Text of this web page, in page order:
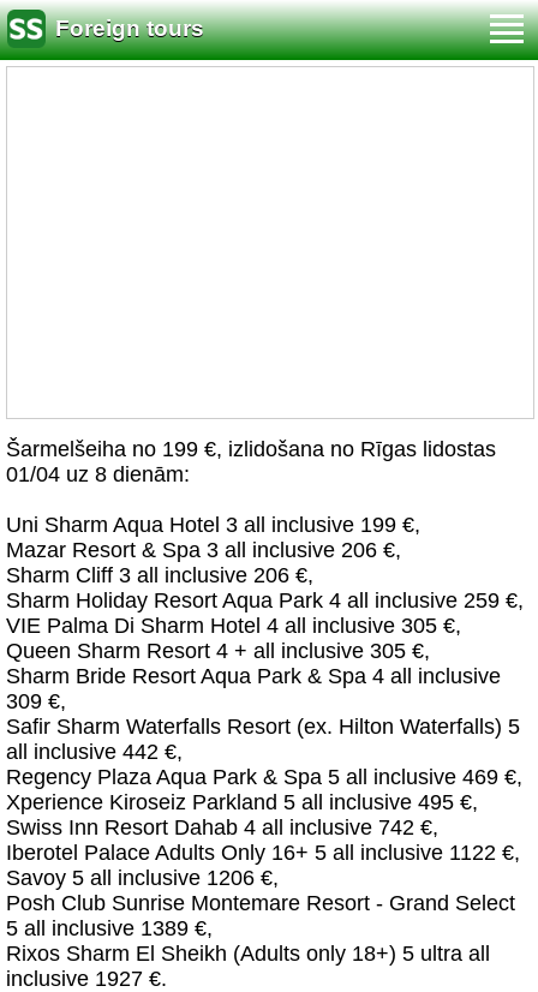
Foreign tours
Šarmelšeiha no 199 €, izlidošana no Rīgas lidostas
01/04 uz 8 dienām:
Uni Sharm Aqua Hotel 3 all inclusive 199 €,
Mazar Resort & Spa 3 all inclusive 206 €,
Sharm Cliff 3 all inclusive 206 €,
Sharm Holiday Resort Aqua Park 4 all inclusive 259 €,
VIE Palma Di Sharm Hotel 4 all inclusive 305 €,
Queen Sharm Resort 4 + all inclusive 305 €,
Sharm Bride Resort Aqua Park & Spa 4 all inclusive
309 €,
Safir Sharm Waterfalls Resort (ex. Hilton Waterfalls) 5
all inclusive 442 €,
Regency Plaza Aqua Park & Spa 5 all inclusive 469 €,
Xperience Kiroseiz Parkland 5 all inclusive 495 €,
Swiss Inn Resort Dahab 4 all inclusive 742 €,
Iberotel Palace Adults Only 16+ 5 all inclusive 1122 €,
Savoy 5 all inclusive 1206 €,
Posh Club Sunrise Montemare Resort - Grand Select
5 all inclusive 1389 €,
Rixos Sharm El Sheikh (Adults only 18+) 5 ultra all
inclusive 1927 €.